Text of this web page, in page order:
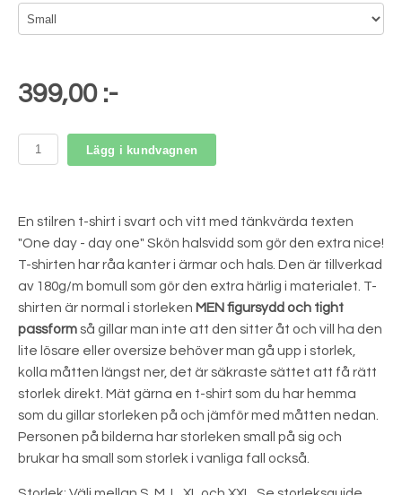
399,00 :-
Lägg i kundvagnen
En stilren t-shirt i svart och vitt med tänkvärda texten
"One day - day one" Skön halsvidd som gör den extra nice!
T-shirten har råa kanter i ärmar och hals. Den är tillverkad
av 180g/m bomull som gör den extra härlig i materialet. T-
shirten är normal i storleken MEN figursydd och tight
passformså gillar man inte att den sitter åt och vill ha den
lite lösare eller oversize behöver man gå upp i storlek,
kolla måtten längst ner, det är säkraste sättet att få rätt
storlek direkt. Mät gärna en t-shirt som du har hemma
som du gillar storleken på och jämför med måtten nedan.
Personen på bilderna har storleken small på sig och
brukar ha small som storlek i vanliga fall också.